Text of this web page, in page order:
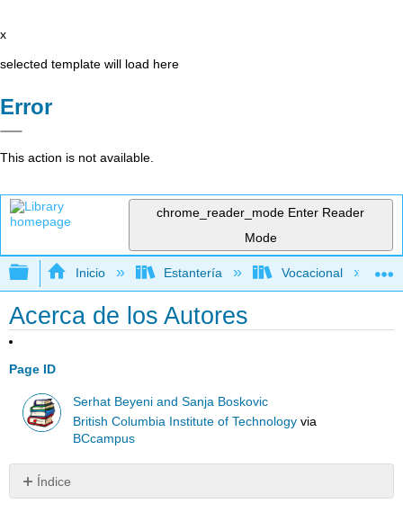
x
selected template will load here
Error
This action is not available.
chrome_reader_mode Enter Reader
Mode
Expandir/contraer jerarquía global
Inicio Estantería Vocacional
Acerca de los Autores
Page ID
Serhat Beyeni and Sanja Boskovic
British Columbia Institute of Technology via
BCcampus
Índice
Sin